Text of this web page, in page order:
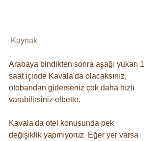
Kaynak
Arabaya bindikten sonra aşağı yukarı 1
saat içinde Kavala'da olacaksınız,
otobandan giderseniz çok daha hızlı
varabilirsiniz elbette.
Kavala'da otel konusunda pek
değişiklik yapmıyoruz. Eğer yer varsa